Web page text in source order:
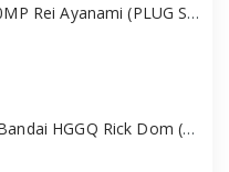
Mô hình Bandai 30MP Rei Ayanami (PLUG SUIT Ver.) – Evangelion [GDB] [30MP]
Mô hình Gundam Bandai HGGQ Rick Dom (Gaia / Ortega) 1/144 [GDB] [BHG]